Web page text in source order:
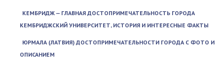
КЕМБРИДЖ — ГЛАВНАЯ ДОСТОПРИМЕЧАТЕЛЬНОСТЬ ГОРОДА
КЕМБРИДЖСКИЙ УНИВЕРСИТЕТ, ИСТОРИЯ И ИНТЕРЕСНЫЕ ФАКТЫ
ЮРМАЛА (ЛАТВИЯ) ДОСТОПРИМЕЧАТЕЛЬНОСТИ ГОРОДА С ФОТО И
ОПИСАНИЕМ